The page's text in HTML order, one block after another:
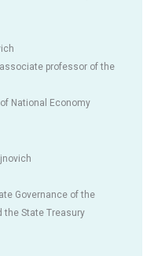
professor of the
National Economy
Governance of the
the State Treasury